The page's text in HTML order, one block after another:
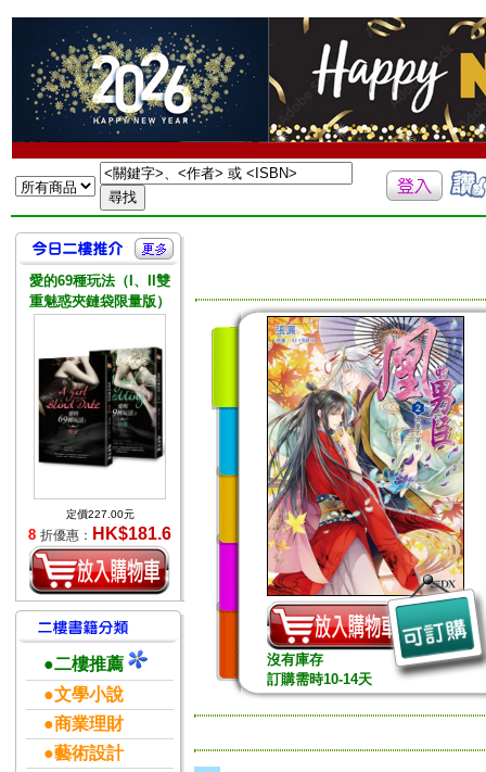
愛的69種玩法（I、II雙
重魅惑夾鏈袋限量版）
定價227.00元
8 折優惠： HK$181.6
●二樓推薦
●文學小說
●商業理財
●藝術設計
沒有庫存
訂購需時10-14天